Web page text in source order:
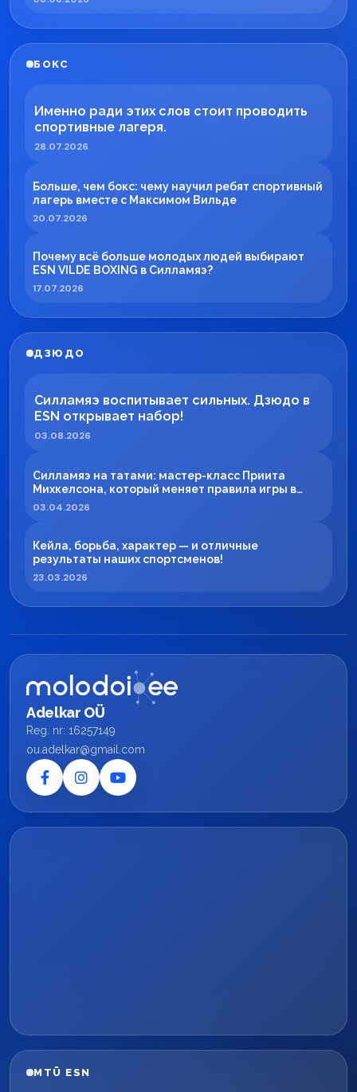
БОКС
Именно ради этих слов стоит проводить
спортивные лагеря.
28.07.2026
Больше, чем бокс: чему научил ребят спортивный
лагерь вместе с Максимом Вильде
20.07.2026
Почему всё больше молодых людей выбирают
ESN VILDE BOXING в Силламяэ?
17.07.2026
ДЗЮДО
Силламяэ воспитывает сильных. Дзюдо в
ESN открывает набор!
03.08.2026
Силламяэ на татами: мастер-класс Приита
Михкелсона, который меняет правила игры в
регионе
03.04.2026
Кейла, борьба, характер — и отличные
результаты наших спортсменов!
23.03.2026
Adelkar OÜ
Reg. nr: 16257149
ou.adelkar@gmail.com
MTÜ ESN